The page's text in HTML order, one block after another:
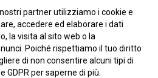
partner utilizziamo i cookie e
accedere ed elaborare i dati
la visita al sito web o la
Poiché rispettiamo il tuo diritto
di non consentire alcuni tipi di
GDPR per saperne di più.